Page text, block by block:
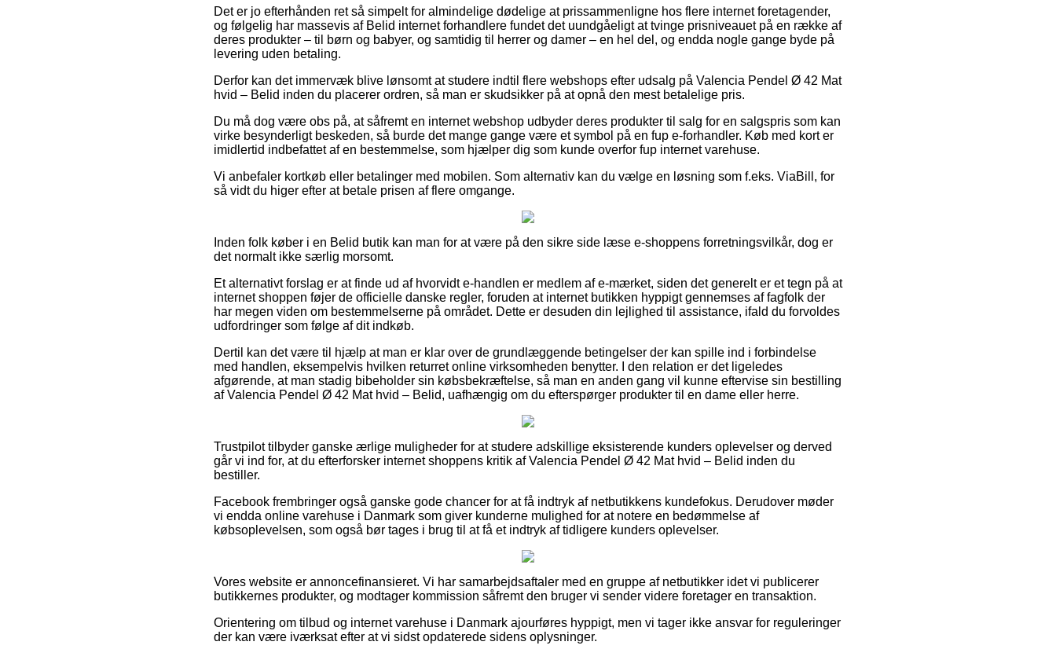
Det er jo efterhånden ret så simpelt for almindelige dødelige at prissammenligne hos flere internet foretagender,
og følgelig har massevis af Belid internet forhandlere fundet det uundgåeligt at tvinge prisniveauet på en række af
deres produkter – til børn og babyer, og samtidig til herrer og damer – en hel del, og endda nogle gange byde på
levering uden betaling.
Derfor kan det immervæk blive lønsomt at studere indtil flere webshops efter udsalg på Valencia Pendel Ø 42 Mat
hvid – Belid inden du placerer ordren, så man er skudsikker på at opnå den mest betalelige pris.
Du må dog være obs på, at såfremt en internet webshop udbyder deres produkter til salg for en salgspris som kan
virke besynderligt beskeden, så burde det mange gange være et symbol på en fup e-forhandler. Køb med kort er
imidlertid indbefattet af en bestemmelse, som hjælper dig som kunde overfor fup internet varehuse.
Vi anbefaler kortkøb eller betalinger med mobilen. Som alternativ kan du vælge en løsning som f.eks. ViaBill, for
så vidt du higer efter at betale prisen af flere omgange.
Inden folk køber i en Belid butik kan man for at være på den sikre side læse e-shoppens forretningsvilkår, dog er
det normalt ikke særlig morsomt.
Et alternativt forslag er at finde ud af hvorvidt e-handlen er medlem af e-mærket, siden det generelt er et tegn på at
internet shoppen føjer de officielle danske regler, foruden at internet butikken hyppigt gennemses af fagfolk der
har megen viden om bestemmelserne på området. Dette er desuden din lejlighed til assistance, ifald du forvoldes
udfordringer som følge af dit indkøb.
Dertil kan det være til hjælp at man er klar over de grundlæggende betingelser der kan spille ind i forbindelse
med handlen, eksempelvis hvilken returret online virksomheden benytter. I den relation er det ligeledes
afgørende, at man stadig bibeholder sin købsbekræftelse, så man en anden gang vil kunne eftervise sin bestilling
af Valencia Pendel Ø 42 Mat hvid – Belid, uafhængig om du efterspørger produkter til en dame eller herre.
Trustpilot tilbyder ganske ærlige muligheder for at studere adskillige eksisterende kunders oplevelser og derved
går vi ind for, at du efterforsker internet shoppens kritik af Valencia Pendel Ø 42 Mat hvid – Belid inden du
bestiller.
Facebook frembringer også ganske gode chancer for at få indtryk af netbutikkens kundefokus. Derudover møder
vi endda online varehuse i Danmark som giver kunderne mulighed for at notere en bedømmelse af
købsoplevelsen, som også bør tages i brug til at få et indtryk af tidligere kunders oplevelser.
Vores website er annoncefinansieret. Vi har samarbejdsaftaler med en gruppe af netbutikker idet vi publicerer
butikkernes produkter, og modtager kommission såfremt den bruger vi sender videre foretager en transaktion.
Orientering om tilbud og internet varehuse i Danmark ajourføres hyppigt, men vi tager ikke ansvar for reguleringer
der kan være iværksat efter at vi sidst opdaterede sidens oplysninger.